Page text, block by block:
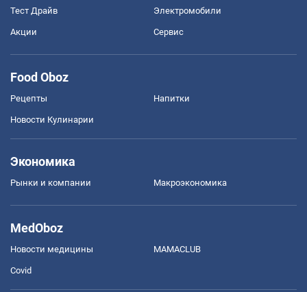
Тест Драйв Электромобили
Акции Сервис
Food Oboz
Рецепты Напитки
Новости Кулинарии
Экономика
Рынки и компании Mакроэкономика
MedOboz
Новости медицины MAMACLUB
Covid